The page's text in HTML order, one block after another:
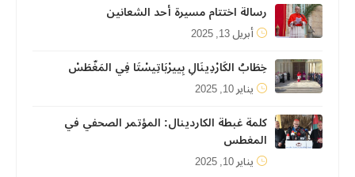
رسالة اختتام مسيرة أحد الشعانين
أبريل 13, 2025
خِطَابُ الكَارْدِينَالِ بِييرْبَاتِيسْتَا فِي المَغّطَسْ
يناير 10, 2025
كلمة غبطة الكاردينال: المؤتمر الصحفي في
المغطس
يناير 10, 2025